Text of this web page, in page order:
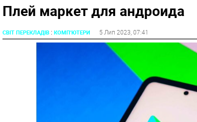
Плей маркет для андроида
СВІТ ПЕРЕКЛАДІВ: КОМП'ЮТЕРИ 5 Лип 2023 , 07:41